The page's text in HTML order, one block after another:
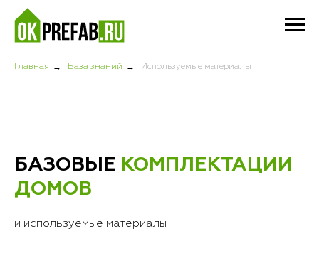
Главная → База знаний → Используемые материалы
БАЗОВЫЕ КОМПЛЕКТАЦИИ
ДОМОВ
и используемые материалы